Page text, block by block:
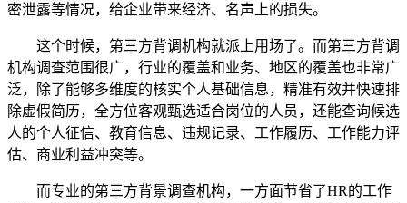
密泄露等情况，给企业带来经济、名声上的损失。
这个时候，第三方背调机构就派上用场了。而第三方背调
机构调查范围很广，行业的覆盖和业务、地区的覆盖也非常广
泛，除了能够多维度的核实个人基础信息，精准有效并快速排
除虚假简历，全方位客观甄选适合岗位的人员，还能查询候选
人的个人征信、教育信息、违规记录、工作履历、工作能力评
估、商业利益冲突等。
而专业的第三方背景调查机构，一方面节省了HR的工作